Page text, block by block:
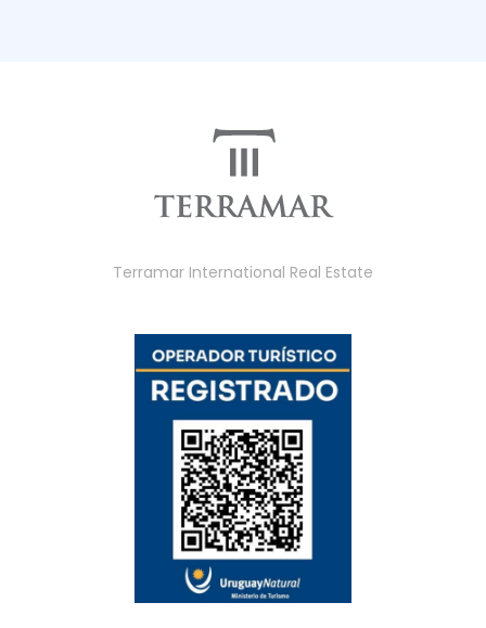
Terramar International Real Estate